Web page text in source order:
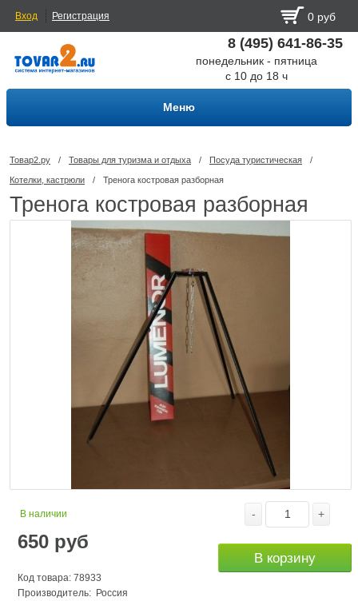
Вход Регистрация 0 руб
8 (495) 641-86-35
понедельник - пятница
с 10 до 18 ч
Меню
Товар2.ру / Товары для туризма и отдыха / Посуда туриcтическая /
Котелки, кастрюли / Тренога костровая разборная
Тренога костровая разборная
В наличии
650 руб
Код товара: 78933
Производитель: Россия
- +
В корзину